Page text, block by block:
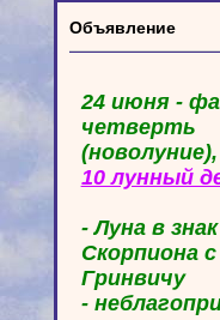
Объявление
24 июня -
четверть
(новолуние),
10 лунный
- Луна в знак
Скорпиона
Гринвичу
-